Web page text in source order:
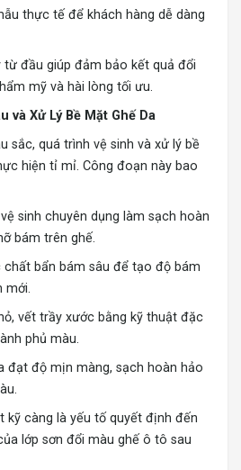
thực tế để khách hàng dễ dàng
đầu giúp đảm bảo kết quả đổi
mỹ và hài lòng tối ưu.
và Xử Lý Bề Mặt Ghế Da
sắc, quá trình vệ sinh và xử lý bề
hiện tỉ mỉ. Công đoạn này bao
sinh chuyên dụng làm sạch hoàn
bám trên ghế.
chất bẩn bám sâu để tạo độ bám
mới.
vết trầy xước bằng kỹ thuật đặc
phủ màu.
đạt độ mịn màng, sạch hoàn hảo
kỹ càng là yếu tố quyết định đến
lớp sơn đổi màu ghế ô tô sau